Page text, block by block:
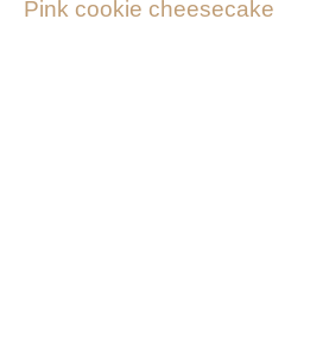
Pink cookie cheesecake